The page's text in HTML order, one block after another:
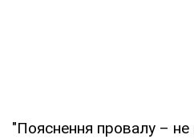
"Пояснення провалу – не